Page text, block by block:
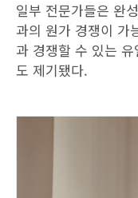
일부 전문가들은 완
과의 원가 경쟁이 가
과 경쟁할 수 있는
도 제기됐다.